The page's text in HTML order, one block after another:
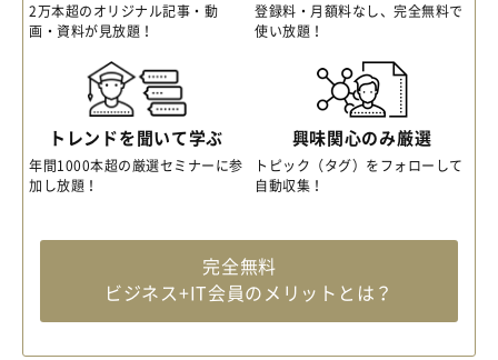
2万本超のオリジナル記事・動
画・資料が見放題！
登録料・月額料なし、完全無料で
使い放題！
トレンドを聞いて学ぶ
年間1000本超の厳選セミナーに参
加し放題！
興味関心のみ厳選
トピック（タグ）をフォローして
自動収集！
完全無料
ビジネス+IT会員のメリットとは？